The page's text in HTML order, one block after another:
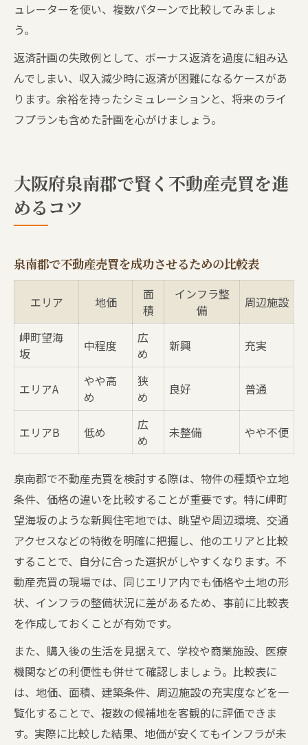
ュレーターを使い、複数パターンで比較してみましょ
う。
返済計画の失敗例として、ボーナス返済を過度に組み込
んでしまい、収入減少時に返済が困難になるケースがあ
ります。余裕を持ったシミュレーションと、将来のライ
フプランも含めた計画を心がけましょう。
大阪府泉南郡で賢く不動産売買を進
めるコツ
泉南郡で不動産売買を成功させるための比較表
エリア 地価
面
積
インフラ整
備
周辺施設
岬町望海
坂
中程度
広
め
新興 充実
エリアA
やや高
め
狭
め
良好 普通
エリアB 低め
広
め
未整備 やや不便
泉南郡で不動産売買を検討する際は、物件の種類や立地
条件、価格の違いを比較することが重要です。特に岬町
望海坂のような新興住宅地では、眺望や周辺環境、交通
アクセスなどの特徴を明確に把握し、他のエリアと比較
することで、自分に合った選択がしやすくなります。不
動産売買の現場では、同じエリア内でも価格や土地の形
状、インフラの整備状況に差があるため、事前に比較表
を作成しておくことが有効です。
また、購入後の生活を見据えて、学校や商業施設、医療
機関などの利便性も併せて確認しましょう。比較表に
は、地価、面積、建築条件、周辺施設の充実度などを一
覧化することで、複数の候補地を客観的に評価できま
す。実際に比較した結果、地価が安くてもインフラが未